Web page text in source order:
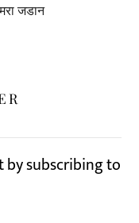
जडान
by subscribing to